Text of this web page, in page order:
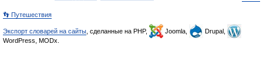
👣 Путешествия
Экспорт словарей на сайты , сделанные на PHP, Joomla,
Drupal,
WordPress, MODx.